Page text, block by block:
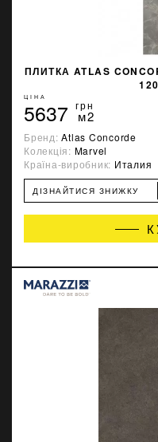
ПЛИТКА ATLAS
ЦІНА
5637 грн
м2
Бренд:Atlas Concorde
Колекція: Marvel
Країна-виробник: Италия
ДІЗНАЙТИСЯ ЗНИЖКУ